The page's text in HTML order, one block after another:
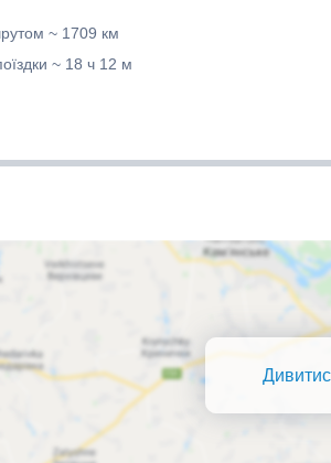
~ 1709 км
~ 18 ч 12 м